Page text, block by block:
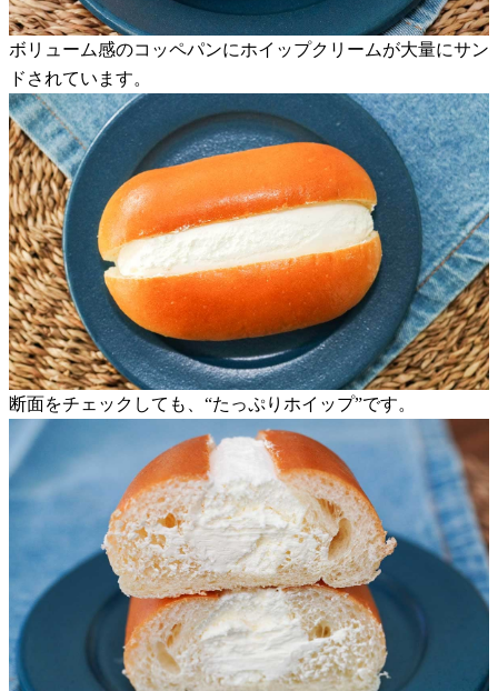
ボリューム感のコッペパンにホイップクリームが大量にサン
ドされています。
断面をチェックしても、“たっぷりホイップ”です。